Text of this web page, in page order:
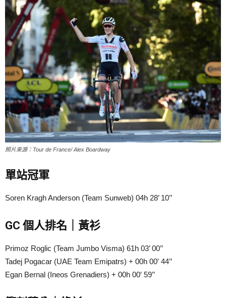
照片來源：Tour de France/ Alex Boardway
單站冠軍
Soren Kragh Anderson (Team Sunweb) 04h 28’ 10’’
GC 個人排名｜黃衫
Primoz Roglic (Team Jumbo Visma) 61h 03’ 00’’
Tadej Pogacar (UAE Team Emipatrs) + 00h 00′ 44’’
Egan Bernal (Ineos Grenadiers) + 00h 00′ 59’’